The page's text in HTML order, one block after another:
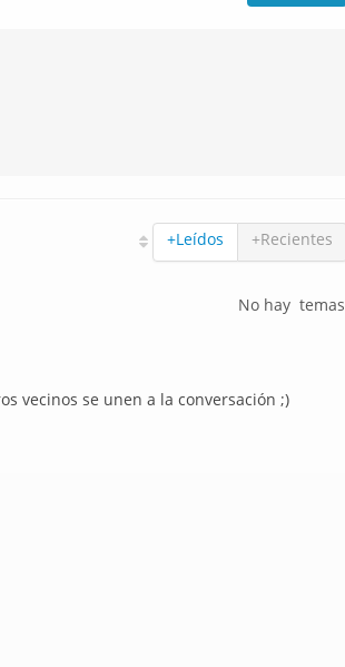
+Leídos +Recientes
No hay temas
vecinos se unen a la conversación ;)